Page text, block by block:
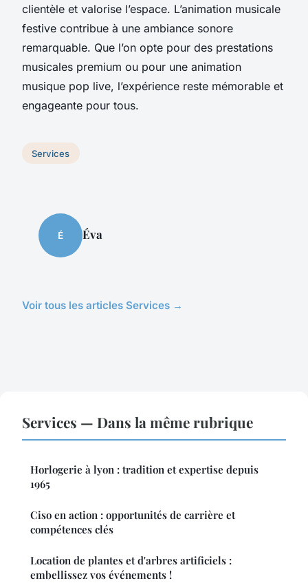
clientèle et valorise l’espace. L’animation musicale
festive contribue à une ambiance sonore
remarquable. Que l’on opte pour des prestations
musicales premium ou pour une animation
musique pop live, l’expérience reste mémorable et
engageante pour tous.
Services
É Éva
Voir tous les articles Services →
Services — Dans la même rubrique
Horlogerie à lyon : tradition et expertise depuis
1965
Ciso en action : opportunités de carrière et
compétences clés
Location de plantes et d'arbres artificiels :
embellissez vos événements !